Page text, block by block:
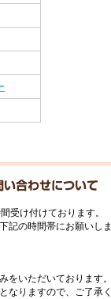
受け付けております。
記の時間帯にお願いしま
をいただいております。
なりますので、ご了承く